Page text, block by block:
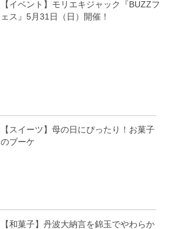
【イベント】モリエキジャック『BUZZフ
ェス』5月31日（日）開催！
【スイーツ】母の日にぴったり！お菓子
のブーケ
【和菓子】丹波大納言を錦玉でやわらか